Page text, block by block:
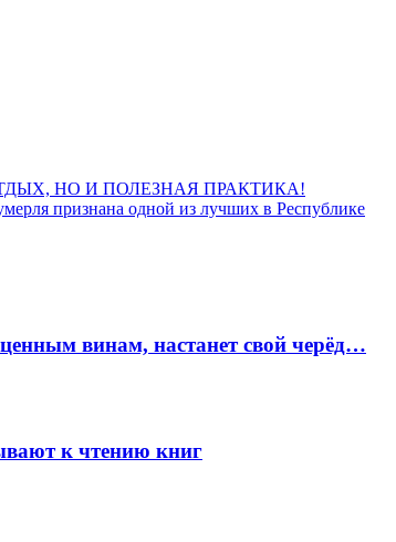
НО И ПОЛЕЗНАЯ ПРАКТИКА!
признана одной из лучших в Республике
винам, настанет свой черёд…
к чтению книг